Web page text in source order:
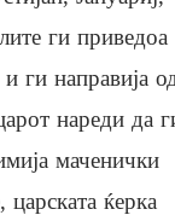
ги приведоа
ги направија
нареди да
маченички
ќерка